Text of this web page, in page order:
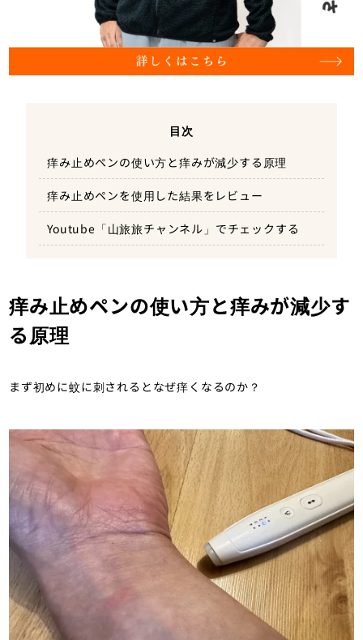
目次
痒み止めペンの使い方と痒みが減少する原理
痒み止めペンを使用した結果をレビュー
Youtube「山旅旅チャンネル」でチェックする
痒み止めペンの使い方と痒みが減少す
る原理
まず初めに蚊に刺されるとなぜ痒くなるのか？